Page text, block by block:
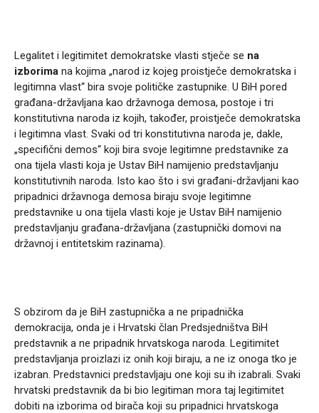
Legalitet i legitimitet demokratske vlasti stječe se na
izborima na kojima „narod iz kojeg proistječe demokratska i
legitimna vlast“ bira svoje političke zastupnike. U BiH pored
građana-državljana kao državnoga demosa, postoje i tri
konstitutivna naroda iz kojih, također, proistječe demokratska
i legitimna vlast. Svaki od tri konstitutivna naroda je, dakle,
„specifični demos“ koji bira svoje legitimne predstavnike za
ona tijela vlasti koja je Ustav BiH namijenio predstavljanju
konstitutivnih naroda. Isto kao što i svi građani-državljani kao
pripadnici državnoga demosa biraju svoje legitimne
predstavnike u ona tijela vlasti koje je Ustav BiH namijenio
predstavljanju građana-državljana (zastupnički domovi na
državnoj i entitetskim razinama).
S obzirom da je BiH zastupnička a ne pripadnička
demokracija, onda je i Hrvatski član Predsjedništva BiH
predstavnik a ne pripadnik hrvatskoga naroda. Legitimitet
predstavljanja proizlazi iz onih koji biraju, a ne iz onoga tko je
izabran. Predstavnici predstavljaju one koji su ih izabrali. Svaki
hrvatski predstavnik da bi bio legitiman mora taj legitimitet
dobiti na izborima od birača koji su pripadnici hrvatskoga